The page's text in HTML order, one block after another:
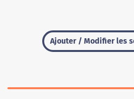
Ajouter / Modifier les